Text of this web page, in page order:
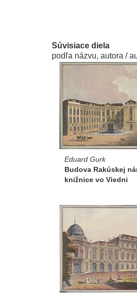
Súvisiace diela
podľa názvu, autora /
Eduard Gurk
Budova Rakúskej
knižnice vo Viedni